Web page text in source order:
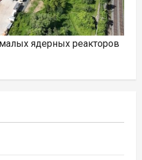
ядерных реакторов